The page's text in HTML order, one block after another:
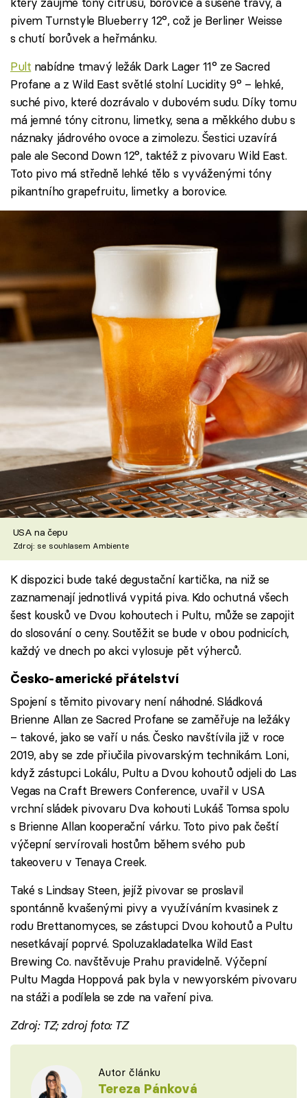
pivem Turnstyle Blueberry 12°, což je Berliner Weisse
s chutí borůvek a heřmánku.
Pult nabídne tmavý ležák Dark Lager 11° ze Sacred
Profane a z Wild East světlé stolní Lucidity 9° – lehké,
suché pivo, které dozrávalo v dubovém sudu. Díky tomu
má jemné tóny citronu, limetky, sena a měkkého dubu s
náznaky jádrového ovoce a zimolezu. Šestici uzavírá
pale ale Second Down 12°, taktéž z pivovaru Wild East.
Toto pivo má středně lehké tělo s vyváženými tóny
pikantního grapefruitu, limetky a borovice.
USA na čepu
Zdroj: se souhlasem Ambiente
K dispozici bude také degustační kartička, na niž se
zaznamenají jednotlivá vypitá piva. Kdo ochutná všech
šest kousků ve Dvou kohoutech i Pultu, může se zapojit
do slosování o ceny. Soutěžit se bude v obou podnicích,
každý ve dnech po akci vylosuje pět výherců.
Česko-americké přátelství
Spojení s těmito pivovary není náhodné. Sládková
Brienne Allan ze Sacred Profane se zaměřuje na ležáky
– takové, jako se vaří u nás. Česko navštívila již v roce
2019, aby se zde přiučila pivovarským technikám. Loni,
když zástupci Lokálu, Pultu a Dvou kohoutů odjeli do Las
Vegas na Craft Brewers Conference, uvařil v USA
vrchní sládek pivovaru Dva kohouti Lukáš Tomsa spolu
s Brienne Allan kooperační várku. Toto pivo pak čeští
výčepní servírovali hostům během svého pub
takeoveru v Tenaya Creek.
Také s Lindsay Steen, jejíž pivovar se proslavil
spontánně kvašenými pivy a využíváním kvasinek z
rodu Brettanomyces, se zástupci Dvou kohoutů a Pultu
nesetkávají poprvé. Spoluzakladatelka Wild East
Brewing Co. navštěvuje Prahu pravidelně. Výčepní
Pultu Magda Hoppová pak byla v newyorském pivovaru
na stáži a podílela se zde na vaření piva.
Zdroj: TZ; zdroj foto: TZ
Autor článku
Tereza Pánková